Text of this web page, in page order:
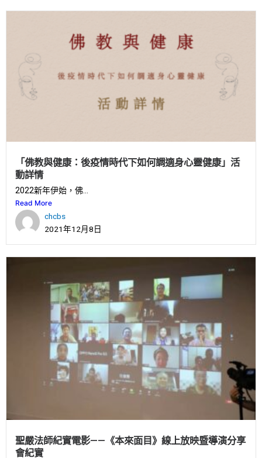
「佛教與健康：後疫情時代下如何調適身心靈健康」活
動詳情
2022新年伊始，佛...
Read More
chcbs
2021年12月8日
聖嚴法師紀實電影——《本來面目》線上放映暨導演分享
會紀實